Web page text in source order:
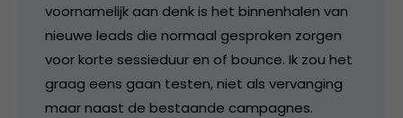
voornamelijk aan denk is het binnenhalen van
nieuwe leads die normaal gesproken zorgen
voor korte sessieduur en of bounce. Ik zou het
graag eens gaan testen, niet als vervanging
maar naast de bestaande campagnes.